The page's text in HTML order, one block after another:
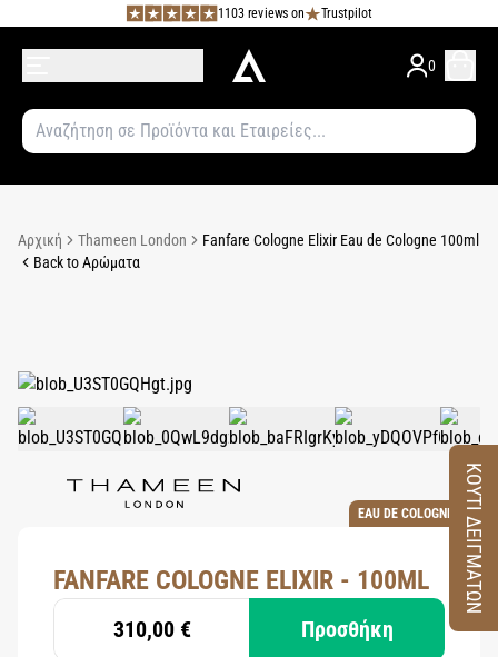
1103 reviews on Trustpilot
0
Αρχική Thameen London
Fanfare Cologne Elixir Eau de Cologne 100ml
Back to Αρώματα
EAU DE COLOGNE
FANFARE COLOGNE ELIXIR - 100ML
310,00 € Προσθήκη
ΚΟΥΤΙ ΔΕΙΓΜΑΤΩΝ